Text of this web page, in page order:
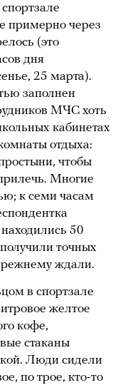
примерно через
(это
дня
25 марта).
заполнен
МЧС хоть
кабинетах
отдыха:
чтобы
Многие
к семи часам
50
точных
ждали.
в спортзале
желтое
кофе,
стаканы
Люди сидели
по трое, кто-то